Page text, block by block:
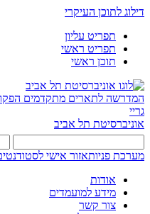
דילוג לתוכן העיקרי
תפריט עליון
תפריט ראשי
תוכן ראשי
המדרשה לתארים מתקדמים
גריי
אוניברסיטת תל אביב
מערכת פניותאזור אישי
אודות
מידע למועמדים
צור קשר